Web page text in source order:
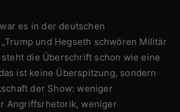
und Hegseth schwören Militär
steht die Überschrift schon wie eine
ist keine Überspitzung, sondern
der Show: weniger
Angriffsrhetorik, weniger